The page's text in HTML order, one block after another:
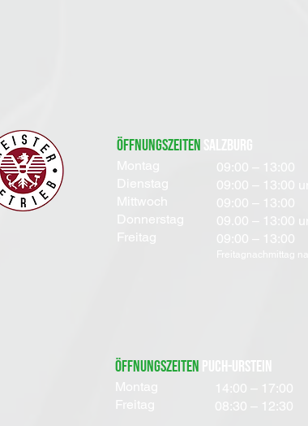
Öffnungszeiten
Dienstag
Mittwoch
Donnerstag
Freitag
09:00 – 13:00
09:00 – 13:00
09:00 – 13:00
09.00 – 13:00
09:00 – 13:00
Freitagnachmittag
Öffnungszeiten PUCH-URSTEIN
Montag
Freitag
14:00 – 17:00
08:30 – 12:30